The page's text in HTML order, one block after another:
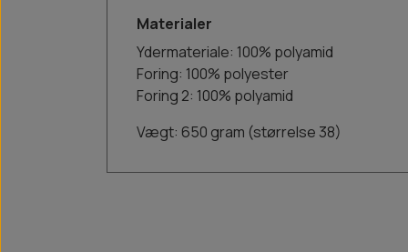
Materialer
Ydermateriale: 100% polyamid
Foring: 100% polyester
Foring 2: 100% polyamid
Vægt: 650 gram (størrelse 38)